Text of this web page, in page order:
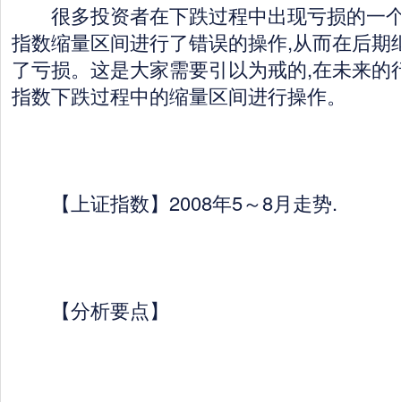
很多投资者在下跌过程中出现亏损的一
指数缩量区间进行了错误的操作,从而在后期
了亏损。这是大家需要引以为戒的,在未来的
指数下跌过程中的缩量区间进行操作。
【上证指数】2008年5～8月走势.
【分析要点】